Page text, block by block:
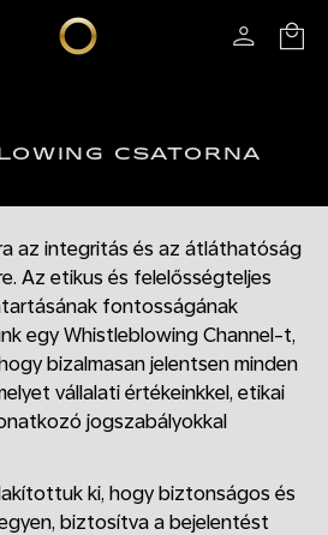
CSATORNA
az integritás és az átláthatóság
Az etikus és felelősségteljes
fontosságának
egy Whistleblowing Channel-t,
bizalmasan jelentsen minden
vállalati értékeinkkel, etikai
jogszabályokkal
ki, hogy biztonságos és
biztosítva a bejelentést